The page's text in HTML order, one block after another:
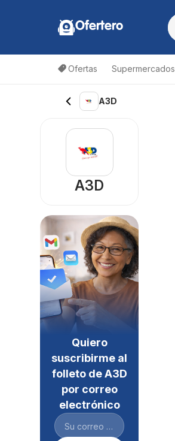
Ofertero
Ofertas Supermercados
A3D
A3D
Quiero
suscribirme al
folleto de A3D
por correo
electrónico